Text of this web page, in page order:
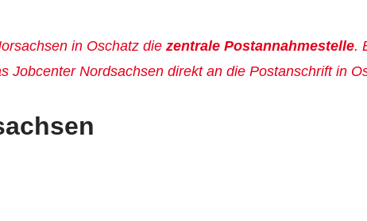
in Oschatz die zentrale Postannahmestelle.
Jobcenter Nordsachsen direkt an die Postanschrift in